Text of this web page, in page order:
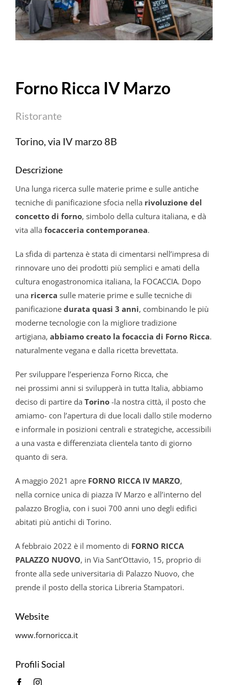
Forno Ricca IV Marzo
Ristorante
Torino, via IV marzo 8B
Descrizione
Una lunga ricerca sulle materie prime e sulle antiche
tecniche di panificazione sfocia nella rivoluzione del
concetto di forno, simbolo della cultura italiana, e dà
vita alla focacceria contemporanea.
La sfida di partenza è stata di cimentarsi nell’impresa di
rinnovare uno dei prodotti più semplici e amati della
cultura enogastronomica italiana, la FOCACCIA. Dopo
una ricerca sulle materie prime e sulle tecniche di
panificazione durata quasi 3 anni, combinando le più
moderne tecnologie con la migliore tradizione
artigiana, abbiamo creato la focaccia di Forno Ricca.
naturalmente vegana e dalla ricetta brevettata.
Per sviluppare l’esperienza Forno Ricca, che
nei prossimi anni si svilupperà in tutta Italia, abbiamo
deciso di partire da Torino-la nostra città, il posto che
amiamo- con l’apertura di due locali dallo stile moderno
e informale in posizioni centrali e strategiche, accessibili
a una vasta e differenziata clientela tanto di giorno
quanto di sera.
A maggio 2021 apre FORNO RICCA IV MARZO,
nella cornice unica di piazza IV Marzo e all’interno del
palazzo Broglia, con i suoi 700 anni uno degli edifici
abitati più antichi di Torino.
A febbraio 2022 è il momento di FORNO RICCA
PALAZZO NUOVO, in Via Sant’Ottavio, 15, proprio di
fronte alla sede universitaria di Palazzo Nuovo, che
prende il posto della storica Libreria Stampatori.
Website
www.fornoricca.it
Profili Social